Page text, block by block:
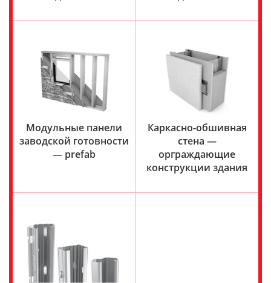
Модульные панели
заводской готовности
— prefab
Каркасно-обшивная
стена —
орграждающие
конструкции здания